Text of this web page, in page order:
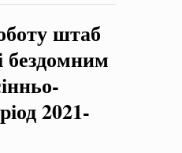
Оголошення про збір ідей
штаб
бездомним
2021-